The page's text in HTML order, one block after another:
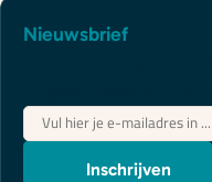
Nieuwsbrief
E-
mailadres*
Inschrijven